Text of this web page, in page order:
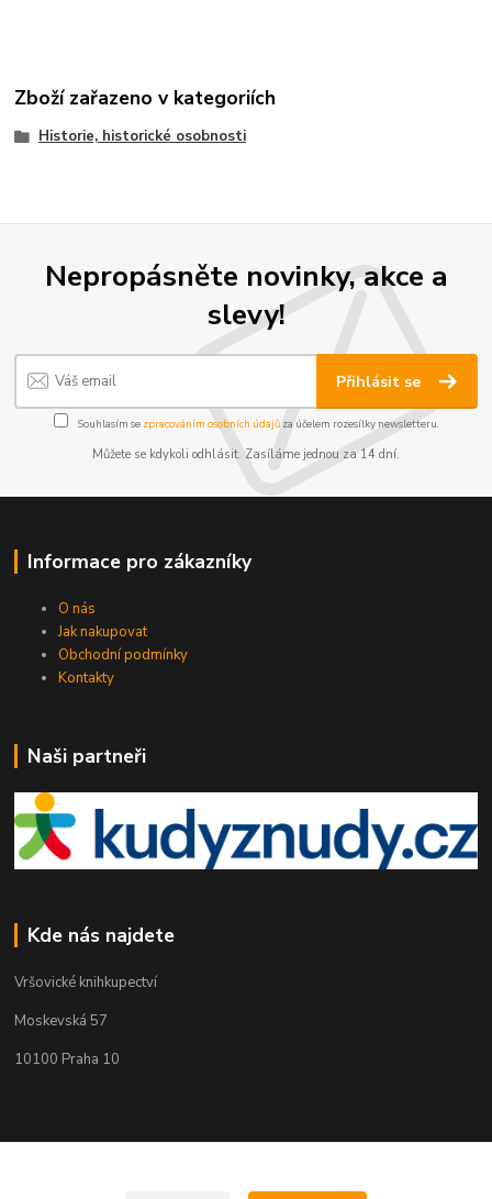
Zboží zařazeno v kategoriích
Historie, historické osobnosti
Nepropásněte novinky, akce a
slevy!
Přihlásit se
Souhlasím se zpracováním osobních údajůza účelem rozesílky newsletteru.
Můžete se kdykoli odhlásit. Zasíláme jednou za 14 dní.
Informace pro zákazníky
O nás
Jak nakupovat
Obchodní podmínky
Kontakty
Naši partneři
Kde nás najdete
Vršovické knihkupectví
Moskevská 57
10100 Praha 10